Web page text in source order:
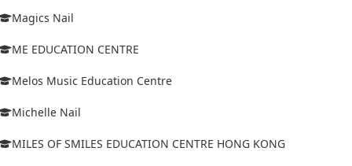
Magics Nail
ME EDUCATION CENTRE
Melos Music Education Centre
Michelle Nail
MILES OF SMILES EDUCATION CENTRE HONG KONG